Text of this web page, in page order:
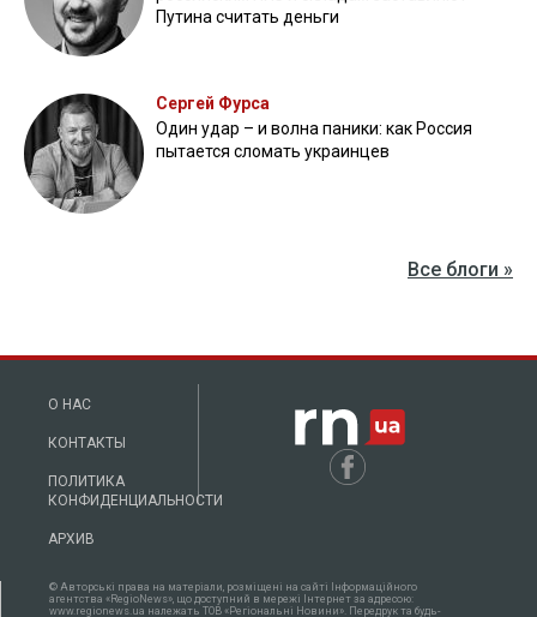
Путина считать деньги
Сергей Фурса
Один удар – и волна паники: как Россия
пытается сломать украинцев
Все блоги »
О НАС
КОНТАКТЫ
ПОЛИТИКА
КОНФИДЕНЦИАЛЬНОСТИ
АРХИВ
© Авторські права на матеріали, розміщені на сайті Інформаційного
агентства «RegioNews», що доступний в мережі Інтернет за адресою:
www.regionews.ua належать ТОВ «Регіональні Новини». Передрук та будь-